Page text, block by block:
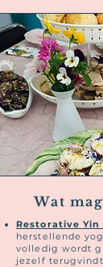
Wat
Restorative Yin
herstellende
volledig wordt
jezelf